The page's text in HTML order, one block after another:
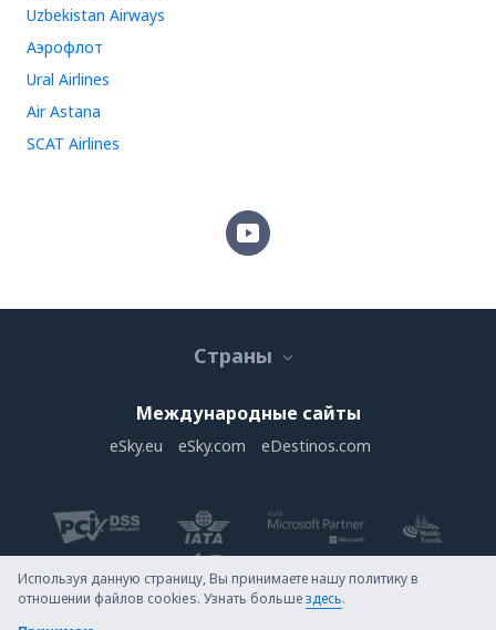
Uzbekistan Airways
Аэрофлот
Ural Airlines
Air Astana
SCAT Airlines
Страны
Международные сайты
eSky.eu eSky.com eDestinos.com
Используя данную страницу, Вы принимаете нашу политику в
отношении файлов cookies. Узнать большездесь.